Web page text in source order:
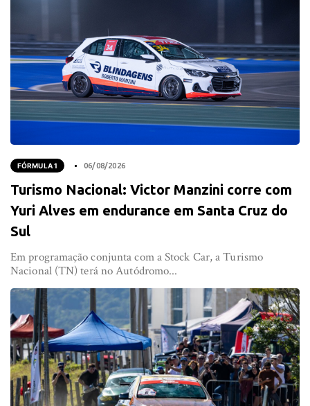
FÓRMULA 1 06/08/2026
Turismo Nacional: Victor Manzini corre com
Yuri Alves em endurance em Santa Cruz do
Sul
Em programação conjunta com a Stock Car, a Turismo
Nacional (TN) terá no Autódromo...